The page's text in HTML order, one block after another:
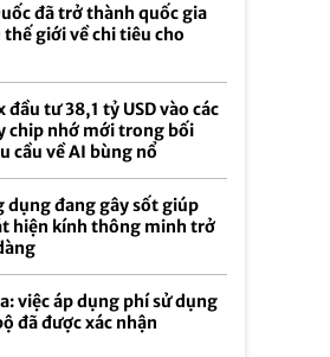
đã trở thành quốc gia
thế giới về chi tiêu cho
đầu tư 38,1 tỷ USD vào các
chip nhớ mới trong bối
cầu về AI bùng nổ
dụng đang gây sốt giúp
hiện kính thông minh trở
việc áp dụng phí sử dụng
đã được xác nhận